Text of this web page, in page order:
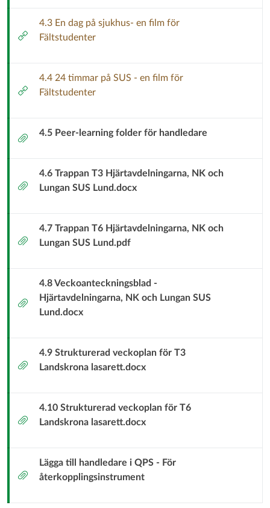
Extern
4.3 En dag på sjukhus- en film för
Fältstudenter
Extern
4.4 24 timmar på SUS - en film för
Fältstudenter
Bilaga 4.5 Peer-learning folder för handledare
Bilaga
4.6 Trappan T3 Hjärtavdelningarna, NK och
Lungan SUS Lund.docx
Bilaga
4.7 Trappan T6 Hjärtavdelningarna, NK och
Lungan SUS Lund.pdf
Bilaga
4.8 Veckoanteckningsblad -
Hjärtavdelningarna, NK och Lungan SUS
Lund.docx
Bilaga
4.9 Strukturerad veckoplan för T3
Landskrona lasarett.docx
Bilaga
4.10 Strukturerad veckoplan för T6
Landskrona lasarett.docx
Bilaga
Lägga till handledare i QPS - För
återkopplingsinstrument